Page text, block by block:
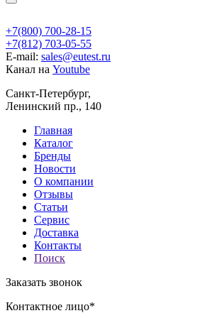
+7(800) 700-28-15
+7(812) 703-05-55
E-mail: sales@eutest.ru
Канал на Youtube
Санкт-Петербург,
Ленинский пр., 140
Главная
Каталог
Бренды
Новости
О компании
Отзывы
Статьи
Сервис
Доставка
Контакты
Поиск
Заказать звонок
Контактное лицо*